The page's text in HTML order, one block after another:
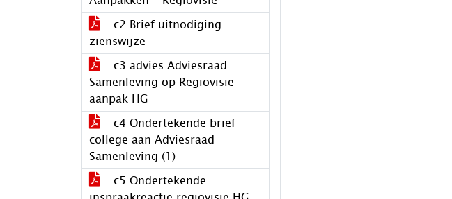
c2 Brief uitnodiging
zienswijze
c3 advies Adviesraad
Samenleving op Regiovisie
aanpak HG
c4 Ondertekende brief
college aan Adviesraad
Samenleving (1)
c5 Ondertekende